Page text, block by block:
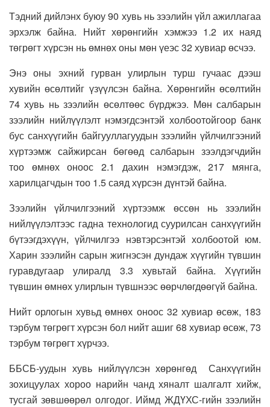
Тэдний дийлэнх буюу 90 хувь нь зээлийн үйл ажиллагаа
эрхэлж байна. Нийт хөрөнгийн хэмжээ 1.2 их наяд
төгрөгт хүрсэн нь өмнөх оны мөн үеэс 32 хувиар өсчээ.
Энэ оны эхний гурван улирлын турш гучаас дээш
хувийн өсөлтийг үзүүлсэн байна. Хөрөнгийн өсөлтийн
74 хувь нь зээлийн өсөлтөөс бүрджээ. Мөн салбарын
зээлийн нийлүүлэлт нэмэгдсэнтэй холбоотойгоор банк
бус санхүүгийн байгууллагуудын зээлийн үйлчилгээний
хүртээмж сайжирсан бөгөөд салбарын зээлдэгчдийн
тоо өмнөх оноос 2.1 дахин нэмэгдэж, 217 мянга,
харилцагчдын тоо 1.5 саяд хүрсэн дүнтэй байна.
Зээлийн үйлчилгээний хүртээмж өссөн нь зээлийн
нийлүүлэлтээс гадна технологид суурилсан санхүүгийн
бүтээгдэхүүн, үйлчилгээ нэвтэрсэнтэй холбоотой юм.
Харин зээлийн сарын жигнэсэн дундаж хүүгийн түвшин
гуравдугаар улиралд 3.3 хувьтай байна. Хүүгийн
түвшин өмнөх улирлын түвшнээс өөрчлөгдөөгүй байна.
Нийт орлогын хувьд өмнөх оноос 32 хувиар өсөж, 183
тэрбум төгрөгт хүрсэн бол нийт ашиг 68 хувиар өсөж, 73
тэрбум төгрөгт хүрчээ.
ББСБ-уудын хувь нийлүүлсэн хөрөнгөд Санхүүгийн
зохицуулах хороо нарийн чанд хяналт шалгалт хийж,
тусгай зөвшөөрөл олгодог. Иймд ЖДҮХС-гийн зээлийн